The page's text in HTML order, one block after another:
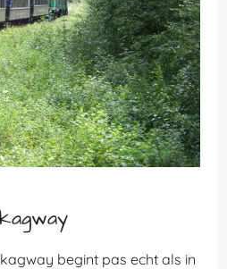
begint pas echt als in